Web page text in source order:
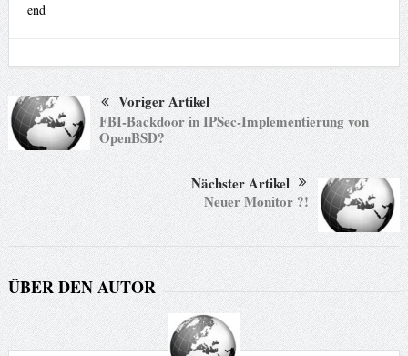
end
Voriger Artikel
FBI-Backdoor in IPSec-Implementierung von
OpenBSD?
Nächster Artikel
Neuer Monitor ?!
ÜBER DEN AUTOR